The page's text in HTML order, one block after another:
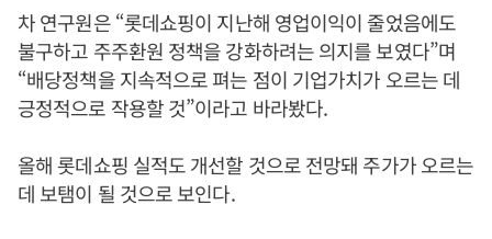
차 연구원은 “롯데쇼핑이 지난해 영업이익이 줄었음에도
불구하고 주주환원 정책을 강화하려는 의지를 보였다”며
“배당정책을 지속적으로 펴는 점이 기업가치가 오르는 데
긍정적으로 작용할 것”이라고 바라봤다.
올해 롯데쇼핑 실적도 개선할 것으로 전망돼 주가가 오르는
데 보탬이 될 것으로 보인다.